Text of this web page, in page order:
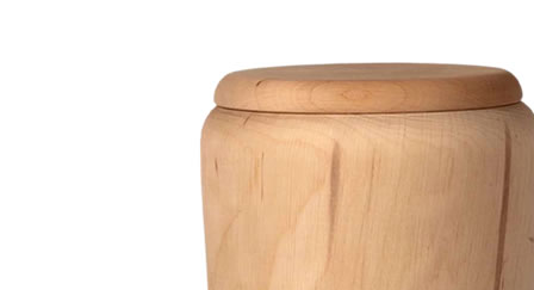
Références Luminaires
Savoir-faire Funéraire
Nos principales références
PLV Bois
Références PLV